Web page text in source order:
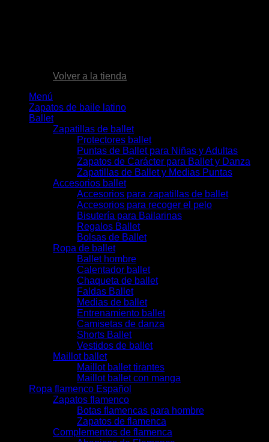
Volver a la tienda
Menú
Zapatos de baile latino
Ballet
Zapatillas de ballet
Protectores ballet
Puntas de Ballet para Niñas y Adultas
Zapatos de Carácter para Ballet y Danza
Zapatillas de Ballet y Medias Puntas
Accesorios ballet
Accesorios para zapatillas de ballet
Accesorios para recoger el pelo
Bisutería para Bailarinas
Regalos Ballet
Bolsas de Ballet
Ropa de ballet
Ballet hombre
Calentador ballet
Chaqueta de ballet
Faldas Ballet
Medias de ballet
Entrenamiento ballet
Camisetas de danza
Shorts Ballet
Vestidos de ballet
Maillot ballet
Maillot ballet tirantes
Maillot ballet con manga
Ropa flamenco Español
Zapatos flamenco
Botas flamencas para hombre
Zapatos de flamenca
Complementos de flamenca